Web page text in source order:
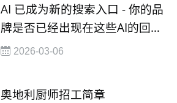
AI 已成为新的搜索入口 - 你的品
牌是否已经出现在这些AI的回答
中?2026-03-06
奥地利厨师招工简章